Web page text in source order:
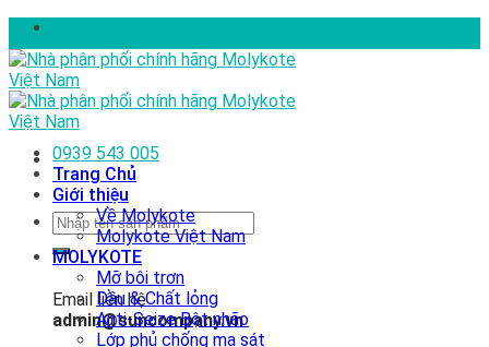
Skip
to
content
Tìm
kiếm:
Email liên hệ
admin@suncompany.vn
0939 543 005
Trang Chủ
Giới thiệu
Về Molykote
Molykote Việt Nam
MOLYKOTE
Mỡ bôi trơn
Dầu & Chất lỏng
Anti-Seize Bột nhão
Lớp phủ chống ma sát